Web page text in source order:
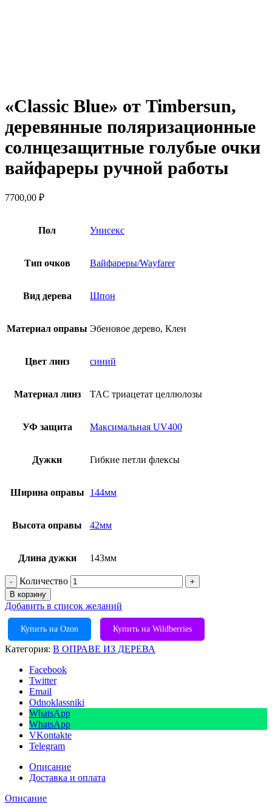
«Classic Blue» от Timbersun,
деревянные поляризационные
солнцезащитные голубые очки
вайфареры ручной работы
7700,00 ₽
Пол Унисекс
Тип очков Вайфареры/Wayfarer
Вид дерева Шпон
Материал оправы Эбеновое дерево, Клен
Цвет линз синий
Материал линз TAC триацетат целлюлозы
УФ защита Максимальная UV400
Дужки Гибкие петли флексы
Ширина оправы 144мм
Высота оправы 42мм
Длина дужки 143мм
Количество
В корзину
Добавить в список желаний
Купить на Ozon Купить на Wildberries
Категория: В ОПРАВЕ ИЗ ДЕРЕВА
Facebook
Twitter
Email
Odnoklassniki
WhatsApp
WhatsApp
VKontakte
Telegram
Описание
Доставка и оплата
Описание